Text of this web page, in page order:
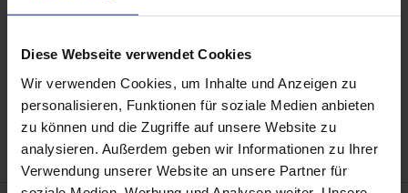
Diese Webseite verwendet Cookies
Wir verwenden Cookies, um Inhalte und Anzeigen zu
personalisieren, Funktionen für soziale Medien anbieten
zu können und die Zugriffe auf unsere Website zu
analysieren. Außerdem geben wir Informationen zu Ihrer
Verwendung unserer Website an unsere Partner für
Add to Cart
Add to Wish List
Delivery cost notice